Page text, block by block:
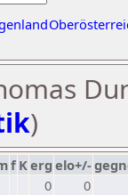
)
f Kerg elo+/-
0
0